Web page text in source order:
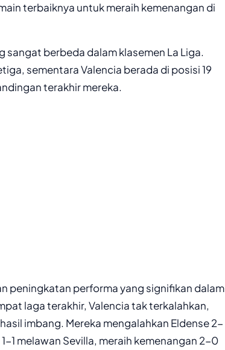
terbaiknya untuk meraih kemenangan di
sangat berbeda dalam klasemen La Liga.
sementara Valencia berada di posisi 19
terakhir mereka.
peningkatan performa yang signifikan dalam
laga terakhir, Valencia tak terkalahkan,
imbang. Mereka mengalahkan Eldense 2-
1 melawan Sevilla, meraih kemenangan 2-0